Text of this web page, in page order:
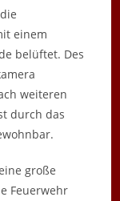
einem
belüftet. Des
weiteren
durch das
große
Feuerwehr